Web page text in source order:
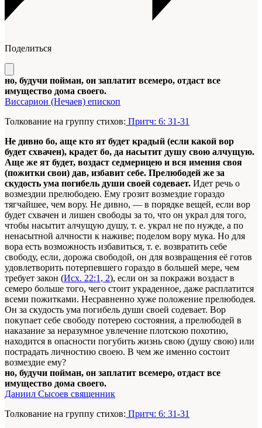
Поделиться
но, будучи пойман, он заплатит всемеро, отдаст все
имущество дома своего.
Виссарион (Нечаев) епископ
Толкование на группу стихов: Притч: 6: 31-31
Не дивно бо, аще кто ят будет крадый (если какой вор
будет схвачен), крадет бо, да насытит душу свою алчущую.
Аще же ят будет, воздаст седмерицею и вся имения своя
(пожитки свои) дав, избавит себе. Прелюбодей же за
скудость ума погибель души своей содевает. Идет речь о
возмездии прелюбодею. Ему грозит возмездие гораздо
тягчайшее, чем вору. Не дивно, — в порядке вещей, если вор
будет схвачен и лишен свободы за то, что он украл для того,
чтобы насытит алчущую душу, т. е. украл не по нужде, а по
ненасытной алчности к наживе; поделом вору мука. Но для
вора есть возможность избавиться, т. е. возвратить себе
свободу, если, дорожа свободой, он для возвращения её готов
удовлетворить потерпевшего гораздо в большей мере, чем
требует закон (Исх. 22:1, 2), если он за покражи воздаст в
семеро больше того, чего стоит украденное, даже расплатится
всеми пожитками. Несравненно хуже положение прелюбодея.
Он за скудость ума погибель души своей содевает. Вор
покупает себе свободу потерею состояния, а прелюбодей в
наказание за неразумное увлечение плотскою похотию,
находится в опасности погубить жизнь свою (душу свою) или
пострадать личностию своею. В чем же именно состоит
возмездие ему?
но, будучи пойман, он заплатит всемеро, отдаст все
имущество дома своего.
Даниил Сысоев священник
Толкование на группу стихов: Притч: 6: 31-31